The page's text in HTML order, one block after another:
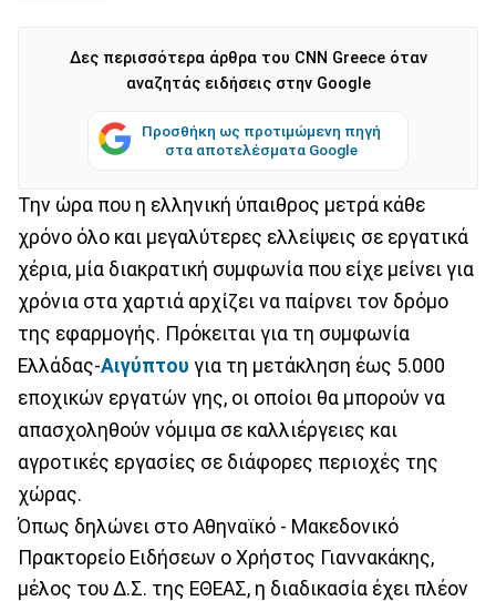
Δες περισσότερα άρθρα του CNN Greece όταν
αναζητάς ειδήσεις στην Google
Προσθήκη ως προτιμώμενη πηγή
στα αποτελέσματα Google
Την ώρα που η ελληνική ύπαιθρος μετρά κάθε
χρόνο όλο και μεγαλύτερες ελλείψεις σε εργατικά
χέρια, μία διακρατική συμφωνία που είχε μείνει για
χρόνια στα χαρτιά αρχίζει να παίρνει τον δρόμο
της εφαρμογής. Πρόκειται για τη συμφωνία
Ελλάδας-Αιγύπτου για τη μετάκληση έως 5.000
εποχικών εργατών γης, οι οποίοι θα μπορούν να
απασχοληθούν νόμιμα σε καλλιέργειες και
αγροτικές εργασίες σε διάφορες περιοχές της
χώρας.
Όπως δηλώνει στο Αθηναϊκό - Μακεδονικό
Πρακτορείο Ειδήσεων ο Χρήστος Γιαννακάκης,
μέλος του Δ.Σ. της ΕΘΕΑΣ, η διαδικασία έχει πλέον